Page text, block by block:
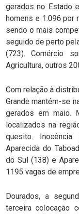
gerados no Estado
homens e 1.096 por
sendo o mais
seguido de perto
(723). Comércio
Agricultura, outros
Com relação à
Grande mantém-se
gerados em maio.
localizados na
quesito.
Aparecida do
do Sul (138) e
1195 vagas de
Dourados, a
terceira colocação